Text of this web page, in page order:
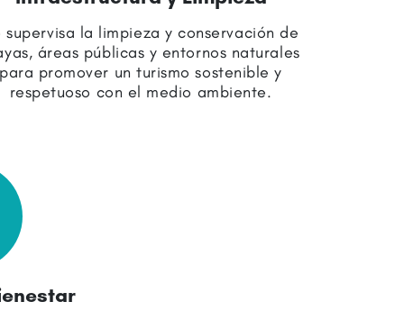
supervisa la limpieza y conservación de
áreas públicas y entornos naturales
para promover un turismo sostenible y
respetuoso con el medio ambiente.